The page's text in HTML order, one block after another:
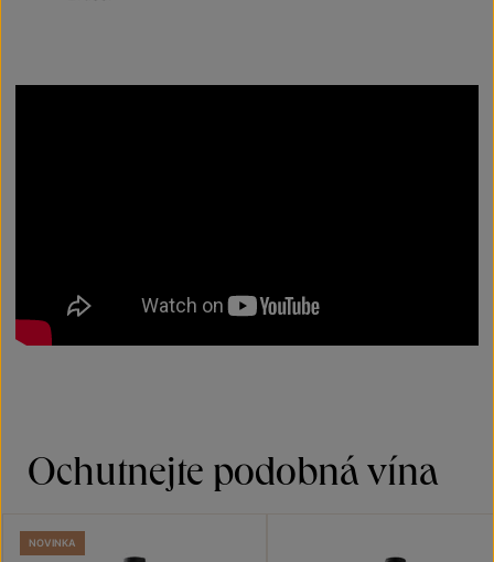
Ochutnejte podobná vína
NOVINKA